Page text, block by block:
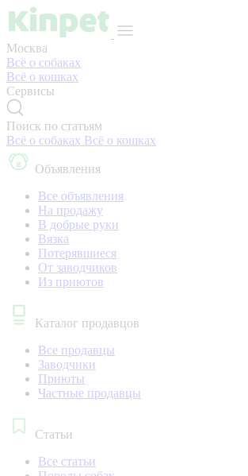
Москва
Всё о собаках
Всё о кошках
Сервисы
Поиск по статьям
Всё о собаках Всё о кошках
Объявления
Все объявления
На продажу
В добрые руки
Вязка
Потерявшиеся
От заводчиков
Из приютов
Каталог продавцов
Все продавцы
Заводчики
Приюты
Частные продавцы
Статьи
Все статьи